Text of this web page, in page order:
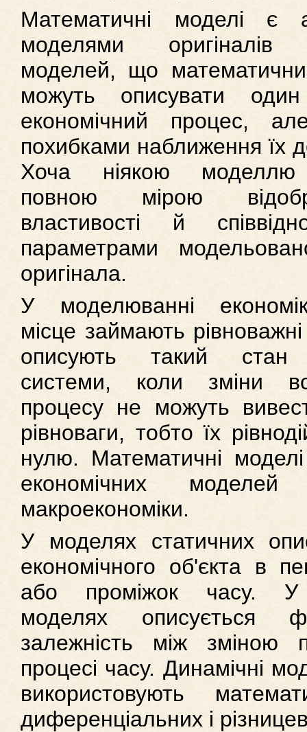
Математичні моделі є
моделями оригіналів
моделей, що
можуть описувати
економічний процес,
похибками наближення їх
Хоча ніякою моделлю
повною мірою
властивості й
параметрами
оригінала.
У моделюванні
місце займають
описують такий стан
системи, коли зміни
процесу не можуть
рівноваги, тобто їх
нулю. Математичні
економічних
макроекономіки.
У моделях статичних
економічного об'єкта в
або проміжок часу. У
моделях описується
залежність між зміною
процесі часу. Динамічні
використовують
диференціальних і